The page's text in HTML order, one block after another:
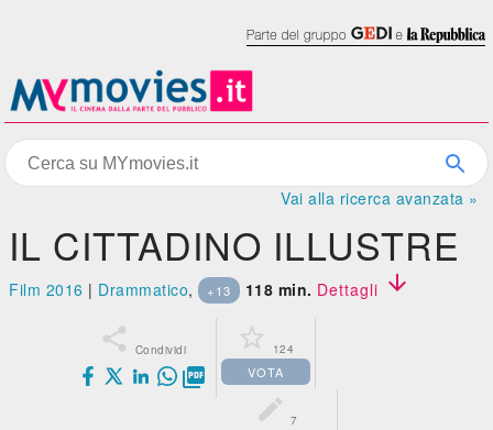
Vai alla ricerca avanzata »
IL CITTADINO ILLUSTRE
Film 2016 | Drammatico, +13 118 min. Dettagli 
 Condividi

 124
VOTA
 7